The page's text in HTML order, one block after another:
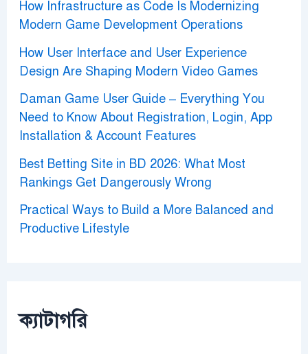
How Infrastructure as Code Is Modernizing
Modern Game Development Operations
How User Interface and User Experience
Design Are Shaping Modern Video Games
Daman Game User Guide – Everything You
Need to Know About Registration, Login, App
Installation & Account Features
Best Betting Site in BD 2026: What Most
Rankings Get Dangerously Wrong
Practical Ways to Build a More Balanced and
Productive Lifestyle
ক্যাটাগরি